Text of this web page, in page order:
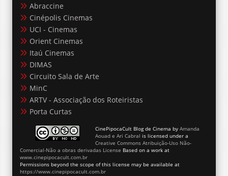
Abraccine
Cinépolis Cinemas
UCI - Cinemas
Orient Cinemas
Itaú Cinemas
DIMAS
Circuito Sala de Arte
MinC
ARTV - Associação dos Roteiristas
Porta Curtas
CinePipocaCult Blog de Cinema by Amanda
Aouad e Ari Cabral is licensed under a
Creative Commons Atribuição-Uso Não-
Comercial-Não a obras derivadas License Based on a work at
www.cinepipocacult.com.br
Permissions beyond the scope of this license may be available at
https://www.cinepipocacult.com.br